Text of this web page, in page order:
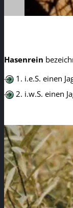
Hasenrein
1. i.e.S. einen
2. i.w.S. einen